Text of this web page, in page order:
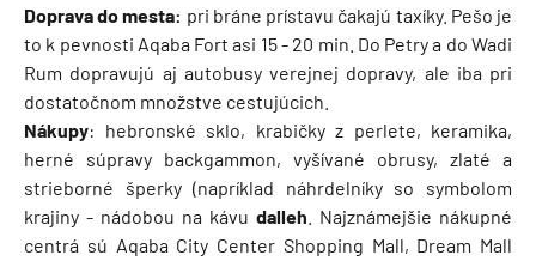
Doprava do mesta: pri bráne prístavu čakajú taxíky. Pešo je
to k pevnosti Aqaba Fort asi 15 - 20 min. Do Petry a do Wadi
Rum dopravujú aj autobusy verejnej dopravy, ale iba pri
dostatočnom množstve cestujúcich.
Nákupy: hebronské sklo, krabičky z perlete, keramika,
herné súpravy backgammon, vyšívané obrusy, zlaté a
strieborné šperky (napríklad náhrdelníky so symbolom
krajiny - nádobou na kávu dalleh . Najznámejšie nákupné
centrá sú Aqaba City Center Shopping Mall, Dream Mall